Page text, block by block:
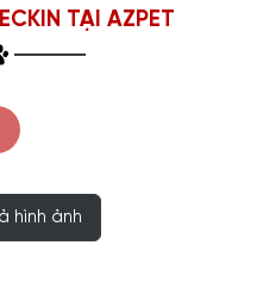
TẠI AZPET
hình ảnh